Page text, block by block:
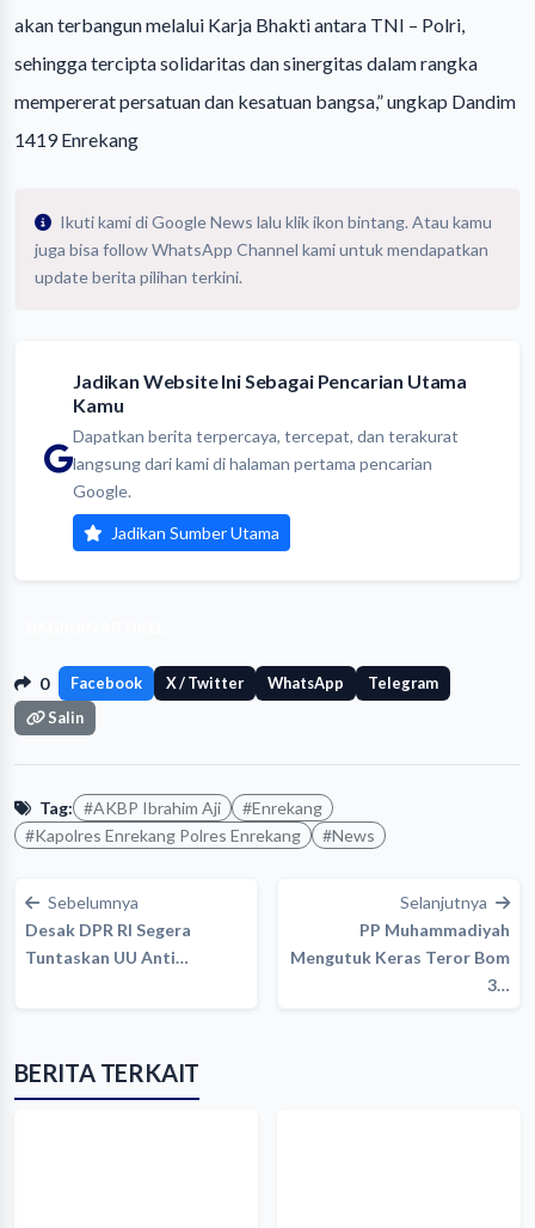
akan terbangun melalui Karja Bhakti antara TNI – Polri,
sehingga tercipta solidaritas dan sinergitas dalam rangka
mempererat persatuan dan kesatuan bangsa,” ungkap Dandim
1419 Enrekang
Ikuti kami di Google News lalu klik ikon bintang. Atau kamu
juga bisa follow WhatsApp Channel kami untuk mendapatkan
update berita pilihan terkini.
Jadikan Website Ini Sebagai Pencarian Utama
Kamu
Dapatkan berita terpercaya, tercepat, dan terakurat
langsung dari kami di halaman pertama pencarian
Google.
Jadikan Sumber Utama
0 Facebook X / Twitter WhatsApp
Telegram
Salin
Tag: #AKBP Ibrahim Aji
#Enrekang
#Kapolres Enrekang Polres Enrekang
#News
Sebelumnya
Desak DPR RI Segera
Tuntaskan UU Anti…
Selanjutnya
PP Muhammadiyah
Mengutuk Keras Teror Bom
3…
BERITA TERKAIT